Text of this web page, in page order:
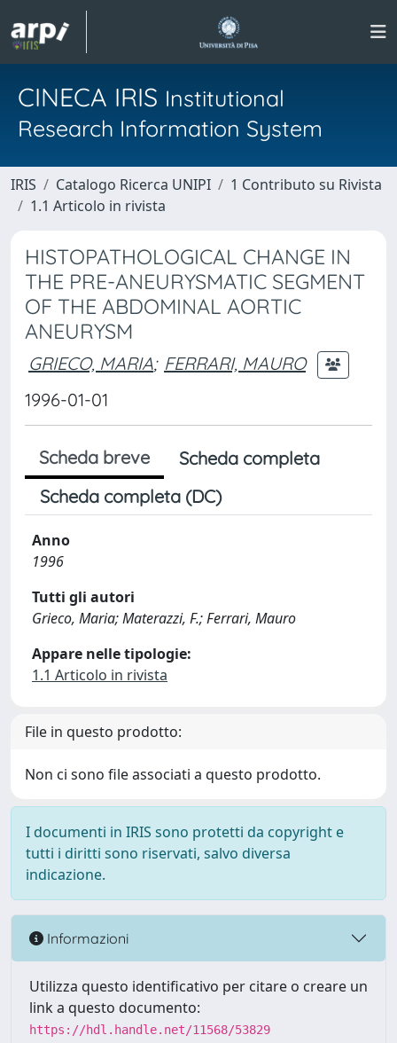
CINECA IRIS Institutional
Research Information System
IRIS Catalogo Ricerca UNIPI
1 Contributo su Rivista
1.1 Articolo in rivista
HISTOPATHOLOGICAL CHANGE IN
THE PRE-ANEURYSMATIC SEGMENT
OF THE ABDOMINAL AORTIC
ANEURYSM
GRIECO, MARIA; FERRARI, MAURO
1996-01-01
Scheda breve
Scheda completa
Scheda completa (DC)
Anno
1996
Tutti gli autori
Grieco, Maria; Materazzi, F.; Ferrari, Mauro
Appare nelle tipologie:
1.1 Articolo in rivista
File in questo prodotto:
Non ci sono file associati a questo prodotto.
I documenti in IRIS sono protetti da copyright e
tutti i diritti sono riservati, salvo diversa
indicazione.
Informazioni
Utilizza questo identificativo per citare o creare un
link a questo documento:
https://hdl.handle.net/11568/53829